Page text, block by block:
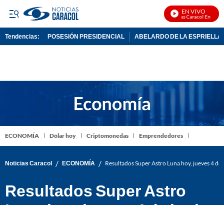
EN VIVO
Noticias Caracol En Vivo
Tendencias: POSESIÓN PRESIDENCIAL ABELARDO DE LA ESPRIELLA
ECONOMÍA Dólar hoy Criptomonedas Emprendedores
Noticias Caracol / ECONOMÍA / Resultados Super Astro Luna hoy, jueves 4
Resultados Super Astro